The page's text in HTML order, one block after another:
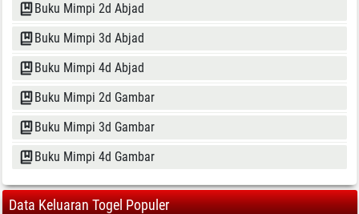
Buku Mimpi 2d Abjad
Buku Mimpi 3d Abjad
Buku Mimpi 4d Abjad
Buku Mimpi 2d Gambar
Buku Mimpi 3d Gambar
Buku Mimpi 4d Gambar
Data Keluaran Togel Populer